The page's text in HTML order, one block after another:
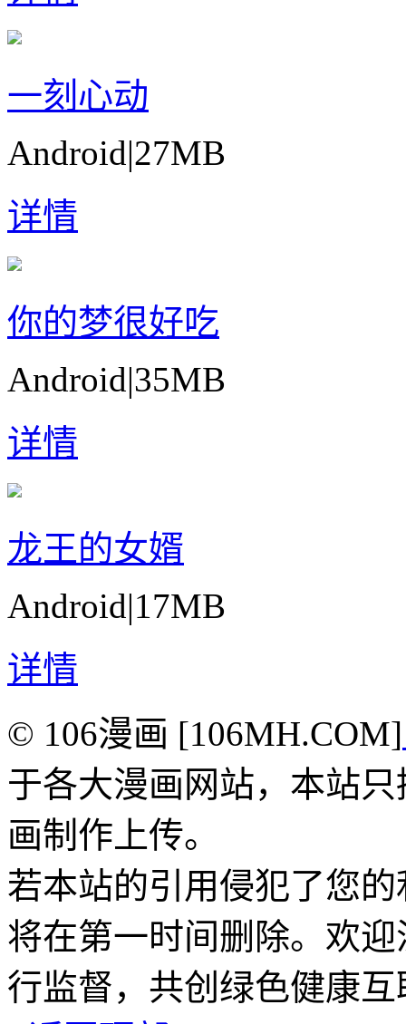
一刻心动
Android|27MB
详情
你的梦很好吃
Android|35MB
详情
龙王的女婿
Android|17MB
详情
© 106漫画 [106MH.COM]
于各大漫画网站，本站
画制作上传。
若本站的引用侵犯了您
将在第一时间删除。欢
行监督，共创绿色健康互